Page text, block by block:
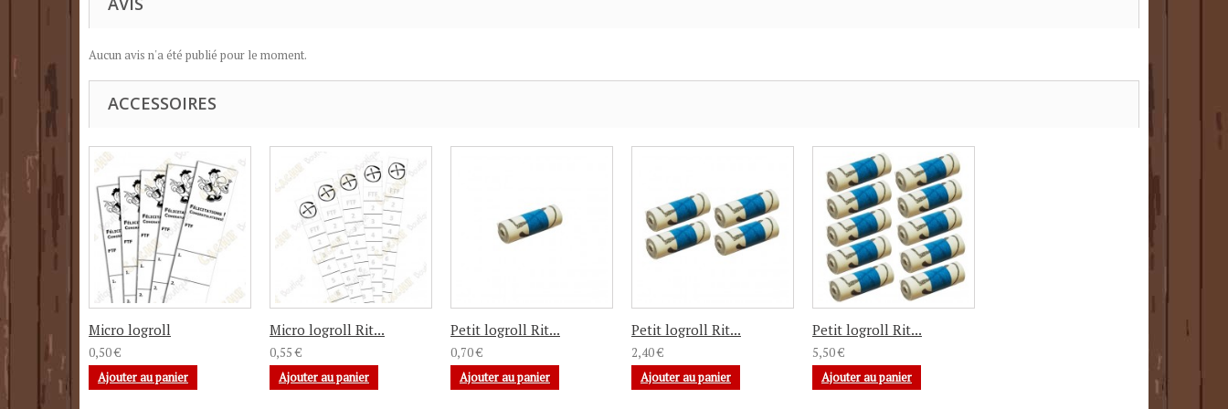
Aucun avis n'a été publié pour le moment.
ACCESSOIRES
Micro logroll
0,50 €
Ajouter au panier
Micro logroll Rit...
0,55 €
Ajouter au panier
Petit logroll Rit...
0,70 €
Ajouter au panier
Petit logroll Rit...
2,40 €
Ajouter au panier
Petit logroll Rit...
5,50 €
Ajouter au panier